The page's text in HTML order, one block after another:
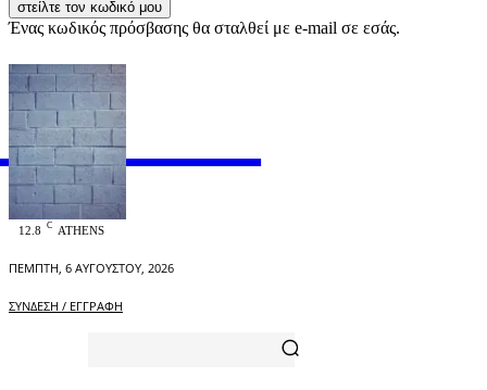
Ένας κωδικός πρόσβασης θα σταλθεί με e-mail σε εσάς.
OFFICIAL
12.8 C ATHENS
ΠΈΜΠΤΗ, 6 ΑΥΓΟΎΣΤΟΥ, 2026
ΣΎΝΔΕΣΗ / ΕΓΓΡΑΦΉ